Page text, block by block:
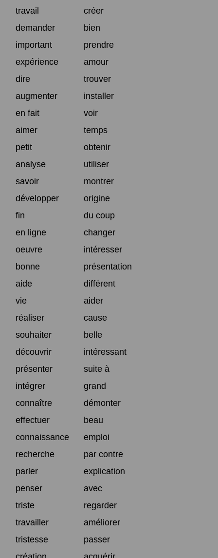
travail
créer
demander
bien
important
prendre
expérience
amour
dire
trouver
augmenter
installer
en fait
voir
aimer
temps
petit
obtenir
analyse
utiliser
savoir
montrer
développer
origine
fin
du coup
en ligne
changer
oeuvre
intéresser
bonne
présentation
aide
différent
vie
aider
réaliser
cause
souhaiter
belle
découvrir
intéressant
présenter
suite à
intégrer
grand
connaître
démonter
effectuer
beau
connaissance
emploi
recherche
par contre
parler
explication
penser
avec
triste
regarder
travailler
améliorer
tristesse
passer